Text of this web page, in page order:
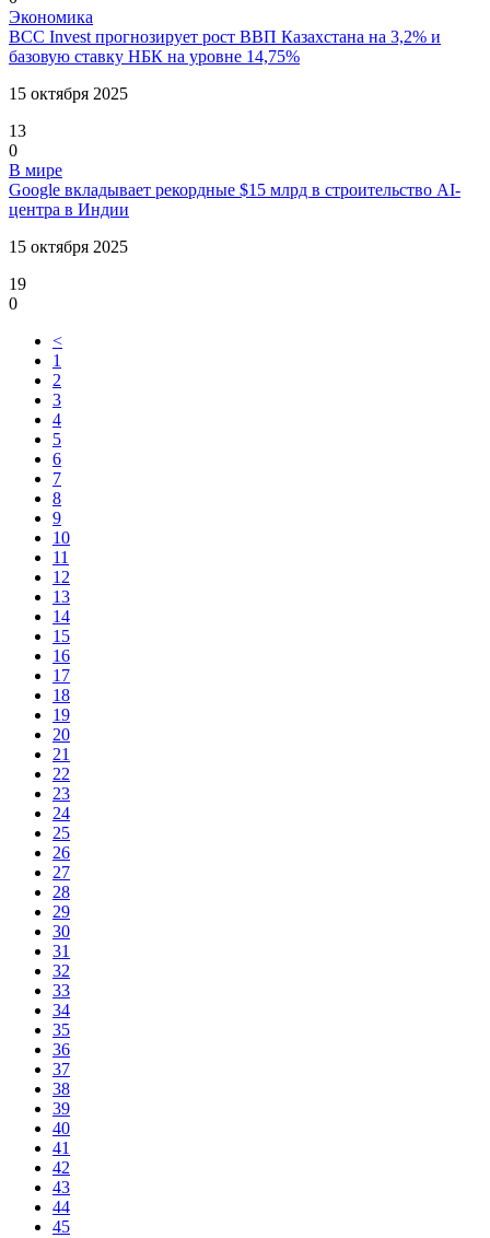
Экономика
BCC Invest прогнозирует рост ВВП Казахстана на 3,2% и
базовую ставку НБК на уровне 14,75%
15 октября 2025
13
0
В мире
Google вкладывает рекордные $15 млрд в строительство AI-
центра в Индии
15 октября 2025
19
0
<
1
2
3
4
5
6
7
8
9
10
11
12
13
14
15
16
17
18
19
20
21
22
23
24
25
26
27
28
29
30
31
32
33
34
35
36
37
38
39
40
41
42
43
44
45